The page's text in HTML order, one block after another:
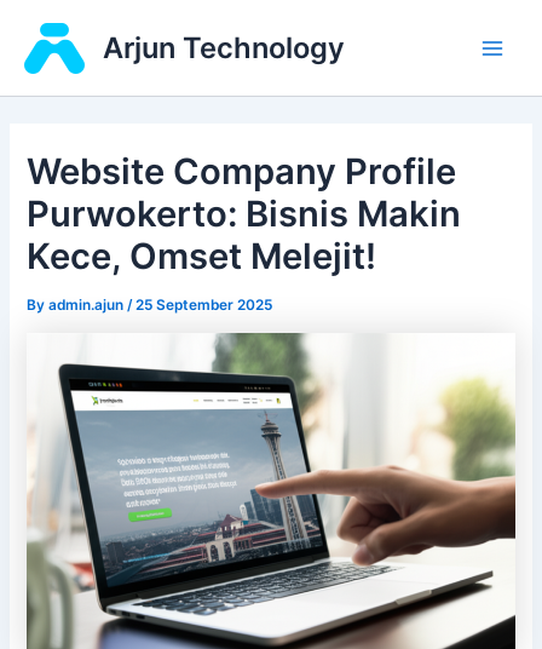
content
Arjun Technology
Website Company Profile
Purwokerto: Bisnis Makin
Kece, Omset Melejit!
Byadmin.ajun /25 September 2025